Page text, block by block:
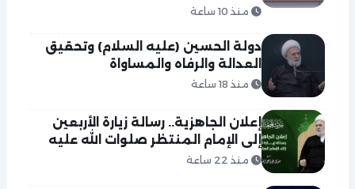
منذ 10 ساعة
دولة الحسين (عليه السلام) وتحقيق
العدالة والرفاه والمساواة
منذ 18 ساعة
إعلان الجاهزية.. رسالة زيارة الأربعين
إلى الإمام المنتظر صلوات الله عليه
منذ 22 ساعة